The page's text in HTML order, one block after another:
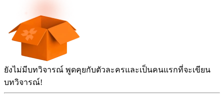
ยังไม่มีบทวิจารณ์ พูดคุยกับตัวละครและเป็นคนแรกที่จะเขียน
บทวิจารณ์!